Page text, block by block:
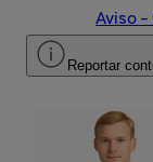
Aviso
Reportar